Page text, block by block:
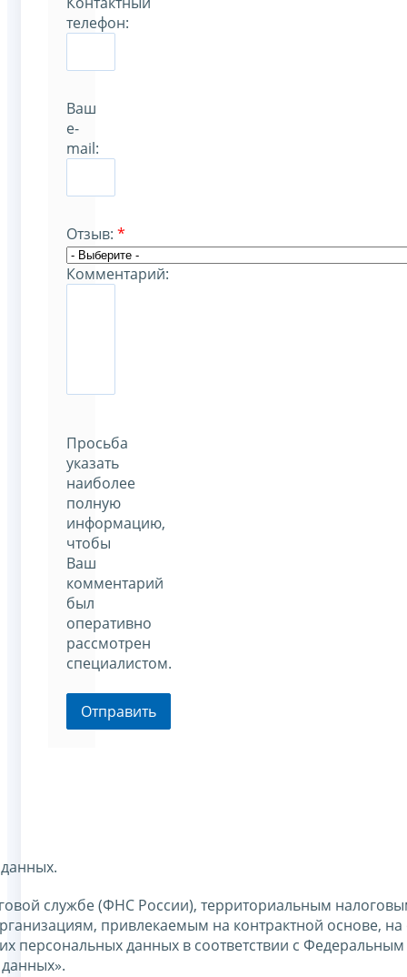
телефон:
Ваш
e-
mail:
Отзыв: *
Комментарий:
Просьба
указать
наиболее
полную
информацию,
чтобы
Ваш
комментарий
был
оперативно
рассмотрен
специалистом.
Отправить
службе (ФНС России), территориальным
привлекаемым на контрактной основе, на
персональных данных в соответствии с